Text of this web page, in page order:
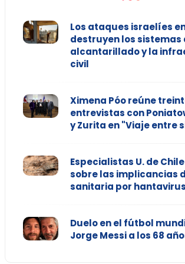
Los ataques israelíes
destruyen los sistemas
alcantarillado y la
civil
Ximena Póo reúne
entrevistas con
y Zurita en "Viaje entre
Especialistas U. de
sobre las implicancias
sanitaria por hantavirus
Duelo en el fútbol
Jorge Messi a los 68